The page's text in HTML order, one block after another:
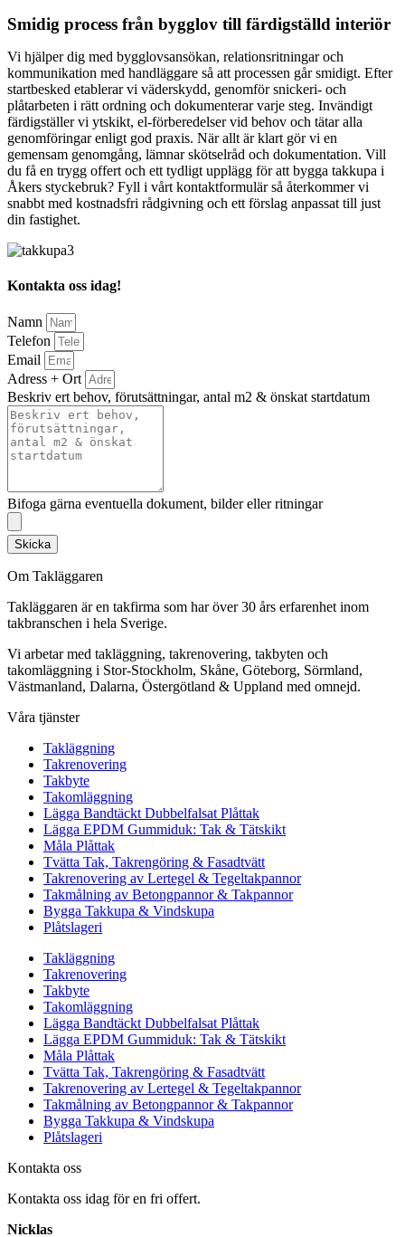
Smidig process från bygglov till färdigställd interiör
Vi hjälper dig med bygglovsansökan, relationsritningar och
kommunikation med handläggare så att processen går smidigt. Efter
startbesked etablerar vi väderskydd, genomför snickeri- och
plåtarbeten i rätt ordning och dokumenterar varje steg. Invändigt
färdigställer vi ytskikt, el-förberedelser vid behov och tätar alla
genomföringar enligt god praxis. När allt är klart gör vi en
gemensam genomgång, lämnar skötselråd och dokumentation. Vill
du få en trygg offert och ett tydligt upplägg för att bygga takkupa i
Åkers styckebruk? Fyll i vårt kontaktformulär så återkommer vi
snabbt med kostnadsfri rådgivning och ett förslag anpassat till just
din fastighet.
Kontakta oss idag!
Namn
Telefon
Email
Adress + Ort
Beskriv ert behov, förutsättningar, antal m2 & önskat startdatum
Bifoga gärna eventuella dokument, bilder eller ritningar
Skicka
Om Takläggaren
Takläggaren är en takfirma som har över 30 års erfarenhet inom
takbranschen i hela Sverige.
Vi arbetar med takläggning, takrenovering, takbyten och
takomläggning i Stor-Stockholm, Skåne, Göteborg, Sörmland,
Västmanland, Dalarna, Östergötland & Uppland med omnejd.
Våra tjänster
Takläggning
Takrenovering
Takbyte
Takomläggning
Lägga Bandtäckt Dubbelfalsat Plåttak
Lägga EPDM Gummiduk: Tak & Tätskikt
Måla Plåttak
Tvätta Tak, Takrengöring & Fasadtvätt
Takrenovering av Lertegel & Tegeltakpannor
Takmålning av Betongpannor & Takpannor
Bygga Takkupa & Vindskupa
Plåtslageri
Takläggning
Takrenovering
Takbyte
Takomläggning
Lägga Bandtäckt Dubbelfalsat Plåttak
Lägga EPDM Gummiduk: Tak & Tätskikt
Måla Plåttak
Tvätta Tak, Takrengöring & Fasadtvätt
Takrenovering av Lertegel & Tegeltakpannor
Takmålning av Betongpannor & Takpannor
Bygga Takkupa & Vindskupa
Plåtslageri
Kontakta oss
Kontakta oss idag för en fri offert.
Nicklas